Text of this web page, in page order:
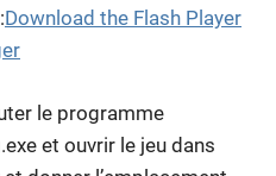
Download the Flash Player
le programme
et ouvrir le jeu dans